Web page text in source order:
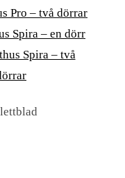
Pro – två dörrar
Spira – en dörr
Spira – två